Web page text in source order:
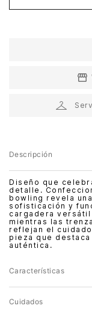
Descripción
Diseño que
detalle.
bowling revela
sofisticación y
cargadera
mientras las
reflejan el
pieza que
auténtica.
Características
Cuidados